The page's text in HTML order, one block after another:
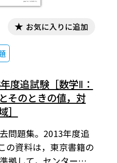
お気に入りに追加
度追試験［数学Ⅱ：
そのときの値，対
問題集。2013年度追
の資料は，東京書籍の